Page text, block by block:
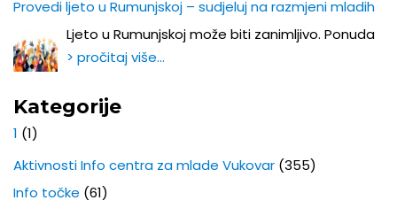
Provedi ljeto u Rumunjskoj – sudjeluj na razmjeni mladih
Ljeto u Rumunjskoj može biti zanimljivo. Ponuda
> pročitaj više…
Kategorije
1 (1)
Aktivnosti Info centra za mlade Vukovar (355)
Info točke (61)